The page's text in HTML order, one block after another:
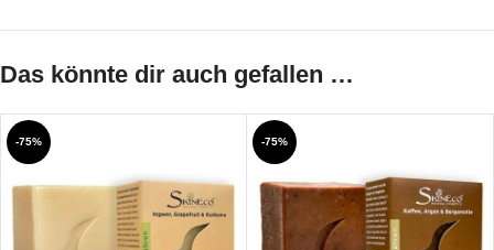
Das könnte dir auch gefallen …
-75% -75%